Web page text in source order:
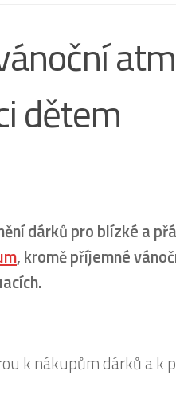
dětem
dárků pro blízké a
, kromě příjemné